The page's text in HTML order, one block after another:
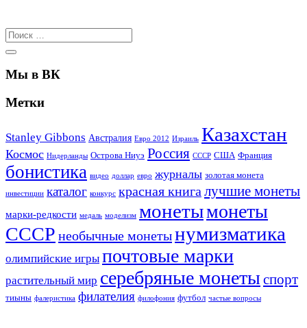
Мы в ВК
Метки
Stanley Gibbons Австралия Евро 2012 Израиль Казахстан
Космос Нидерланды Острова Ниуэ Россия СССР США Франция
бонистика видео доллар евро журналы золотая монета
инвестиции каталог конкурс красная книга лучшие монеты
марки-редкости медаль моделизм монетымонеты
СССР необычные монетынумизматика
олимпийские игры почтовые марки
растительный мир серебряные монетыспорт
тиыны фалеристика филателия филофония футбол частые вопросы